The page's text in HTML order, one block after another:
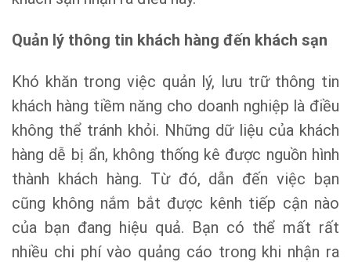
Quản lý thông tin khách hàng đến khách sạn
Khó khăn trong việc quản lý, lưu trữ thông tin
khách hàng tiềm năng cho doanh nghiệp là điều
không thể tránh khỏi. Những dữ liệu của khách
hàng dễ bị ẩn, không thống kê được nguồn hình
thành khách hàng. Từ đó, dẫn đến việc bạn
cũng không nắm bắt được kênh tiếp cận nào
của bạn đang hiệu quả. Bạn có thể mất rất
nhiều chi phí vào quảng cáo trong khi nhận ra